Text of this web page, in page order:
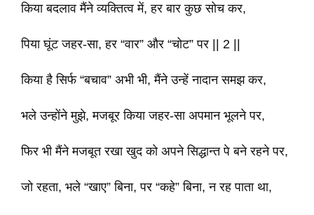
किया बदलाव मैंने व्यक्तित्व में, हर बार कुछ सोच कर,
पिया घूंट जहर-सा, हर “वार” और “चोट” पर || 2 ||
किया है सिर्फ “बचाव” अभी भी, मैंने उन्हें नादान समझ कर,
भले उन्होंने मुझे, मजबूर किया जहर-सा अपमान भूलने पर,
फिर भी मैंने मजबूत रखा खुद को अपने सिद्धान्त पे बने रहने पर,
जो रहता, भले “खाए” बिना, पर “कहे” बिना, न रह पाता था,